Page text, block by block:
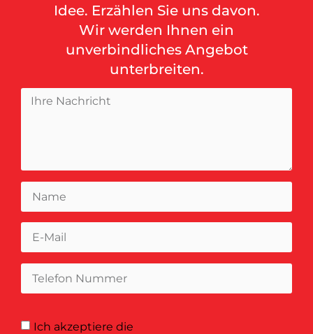
Idee. Erzählen Sie uns davon.
Wir werden Ihnen ein
unverbindliches Angebot
unterbreiten.
Ich akzeptieredie